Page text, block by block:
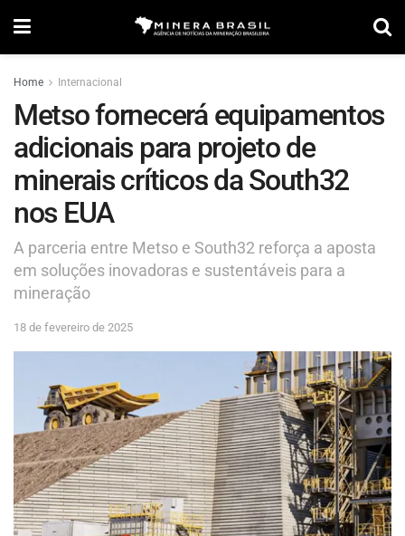
Home Internacional
Metso fornecerá equipamentos
adicionais para projeto de
minerais críticos da South32
nos EUA
A parceria entre Metso e South32 reforça a aposta
em soluções inovadoras e sustentáveis para a
mineração
18 de fevereiro de 2025